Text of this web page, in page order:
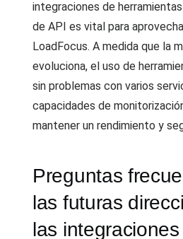
integraciones de
de API es vital para
LoadFocus. A medida que la
evoluciona, el uso de
sin problemas con varios
capacidades de
mantener un rendimiento y
Preguntas
las futuras
las